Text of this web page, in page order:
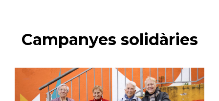
Campanyes solidàries